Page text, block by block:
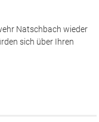
Natschbach wieder
sich über Ihren